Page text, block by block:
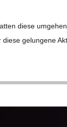
diese
diese gelun­gene